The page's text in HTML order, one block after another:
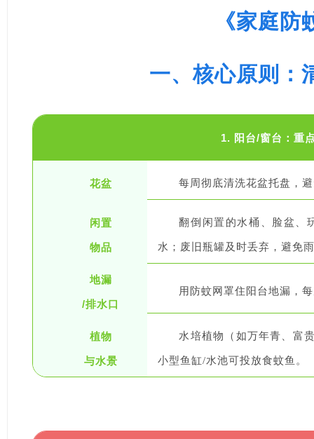
《家庭防
一、核心原则：
1. 阳台/窗台：重
花盆 每周彻底清洗花盆托盘，
闲置
物品
翻倒闲置的水桶、脸盆、
水；废旧瓶罐及时丢弃，避免
地漏
/排水口
用防蚊网罩住阳台地漏，
植物
与水景
水培植物（如万年青、富
小型鱼缸/水池可投放食蚊鱼。